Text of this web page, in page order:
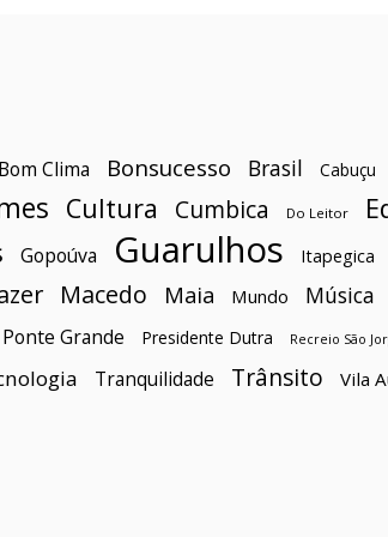
Bom Clima Bonsucesso Brasil Cabuçu
Cultura Cumbica Do Leitor
Gopoúva Guarulhos Itapegica
Macedo Maia Mundo Música
Ponte Grande Presidente Dutra Recreio São
Tranquilidade Trânsito Vila